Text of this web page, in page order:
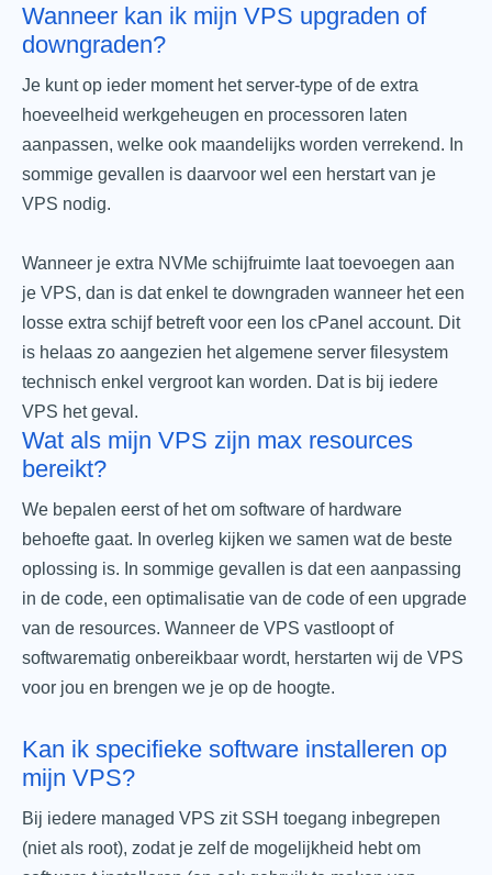
Wanneer kan ik mijn VPS upgraden of
downgraden?
Je kunt op ieder moment het server-type of de extra
hoeveelheid werkgeheugen en processoren laten
aanpassen, welke ook maandelijks worden verrekend. In
sommige gevallen is daarvoor wel een herstart van je
VPS nodig.
Wanneer je extra NVMe schijfruimte laat toevoegen aan
je VPS, dan is dat enkel te downgraden wanneer het een
losse extra schijf betreft voor een los cPanel account. Dit
is helaas zo aangezien het algemene server filesystem
technisch enkel vergroot kan worden. Dat is bij iedere
VPS het geval.
Wat als mijn VPS zijn max resources
bereikt?
We bepalen eerst of het om software of hardware
behoefte gaat. In overleg kijken we samen wat de beste
oplossing is. In sommige gevallen is dat een aanpassing
in de code, een optimalisatie van de code of een upgrade
van de resources. Wanneer de VPS vastloopt of
softwarematig onbereikbaar wordt, herstarten wij de VPS
voor jou en brengen we je op de hoogte.
Kan ik specifieke software installeren op
mijn VPS?
Bij iedere managed VPS zit SSH toegang inbegrepen
(niet als root), zodat je zelf de mogelijkheid hebt om